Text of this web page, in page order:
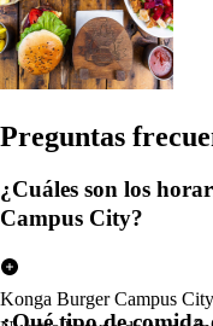
Preguntas
¿Cuáles son los
Campus City?
Konga Burger Campus